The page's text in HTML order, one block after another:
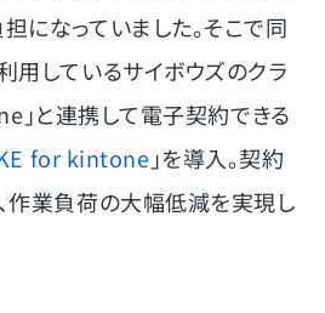
になっていました。そこで同
用しているサイボウズのクラ
」と連携して電子契約できる
for kintone 」を導入。契約
作業負荷の大幅低減を実現し